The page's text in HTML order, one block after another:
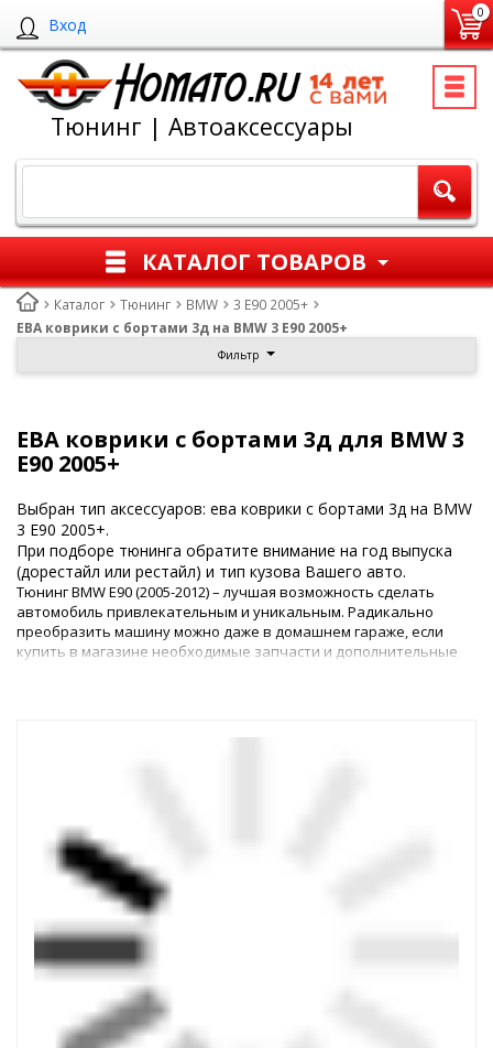
Вход
0
Тюнинг | Автоаксессуары
КАТАЛОГ ТОВАРОВ
Каталог Тюнинг BMW
3 E90 2005+
ЕВА коврики с бортами 3д на BMW 3 E90 2005+
Фильтр
ЕВА коврики с бортами 3д для BMW 3
E90 2005+
Выбран тип аксессуаров: ева коврики с бортами 3д на BMW
3 E90 2005+.
При подборе тюнинга обратите внимание на год выпуска
(дорестайл или рестайл) и тип кузова Вашего авто.
Тюнинг BMW E90 (2005-2012) – лучшая возможность сделать
автомобиль привлекательным и уникальным. Радикально
преобразить машину можно даже в домашнем гараже, если
купить в магазине необходимые запчасти и дополнительные